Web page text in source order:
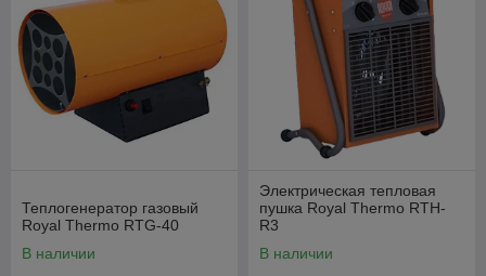
Теплогенератор газовый
Royal Thermo RTG-40
В наличии
Электрическая тепловая
пушка Royal Thermo RTH-
R3
В наличии